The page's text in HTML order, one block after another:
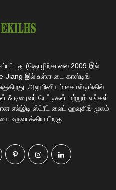
(தொழிற்சாலை 2009 இல்
Jiang இல் உள்ள டை-காஸ்டிங்
அலுமினியம் டீகாஸ்டிங்கில்
& டிரைவர் பெட்டிகள் மற்றும் எங்கள்
எல்இடி ஸ்ட்ரீட் லைட் ஹவுசிங் மூலம்
உருவாக்கிய பிறகு.